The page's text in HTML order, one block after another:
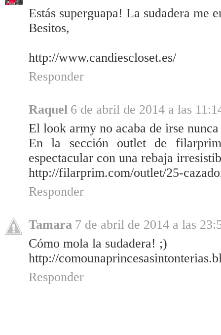
Estás superguapa! La sudadera me
Besitos,
http://www.candiescloset.es/
Responder
Raquel 6 de abril de 2014 a las
El look army no acaba de irse
En la sección outlet de
espectacular con una rebaja
http://filarprim.com/outlet/25-
Responder
Tamara 7 de abril de 2014 a las
Cómo mola la sudadera! ;)
http://
Responder